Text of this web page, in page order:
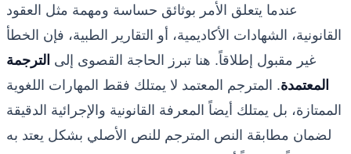
عندما يتعلق الأمر بوثائق حساسة ومهمة مثل العقود
القانونية، الشهادات الأكاديمية، أو التقارير الطبية، فإن الخطأ
غير مقبول إطلاقاً. هنا تبرز الحاجة القصوى إلى الترجمة
المعتمدة. المترجم المعتمد لا يمتلك فقط المهارات اللغوية
الممتازة، بل يمتلك أيضاً المعرفة القانونية والإجرائية الدقيقة
لضمان مطابقة النص المترجم للنص الأصلي بشكل يعتد به